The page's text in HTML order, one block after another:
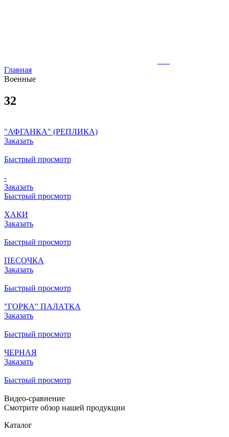
Главная
Военные
32
"АФГАНКА" (РЕПЛИКА)
Заказать
Быстрый просмотр
-
Заказать
Быстрый просмотр
ХАКИ
Заказать
Быстрый просмотр
ПЕСОЧКА
Заказать
Быстрый просмотр
"ГОРКА" ПАЛАТКА
Заказать
Быстрый просмотр
ЧЕРНАЯ
Заказать
Быстрый просмотр
Видео-сравнение
Смотрите обзор нашей продукции
Каталог